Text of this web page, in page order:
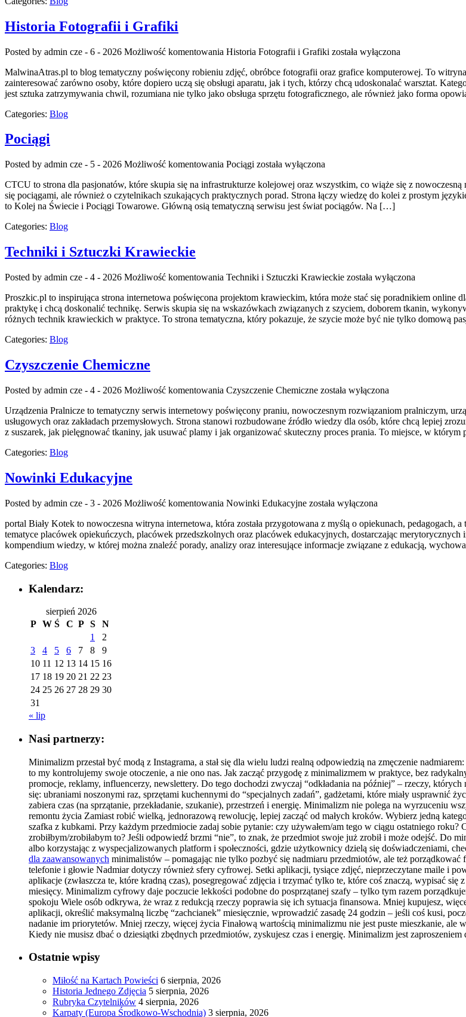
Historia Fotografii i Grafiki
Posted by admin cze - 6 - 2026 Możliwość komentowania Historia Fotografii i Grafiki została wyłączona
MalwinaAtras.pl to blog tematyczny poświęcony robieniu zdjęć, obróbce fotografii oraz grafice komputerowej. To
zainteresować zarówno osoby, które dopiero uczą się obsługi aparatu, jak i tych, którzy chcą udoskonalać warsztat.
jest sztuka zatrzymywania chwil, rozumiana nie tylko jako obsługa sprzętu fotograficznego, ale również jako forma
Categories: Blog
Pociągi
Posted by admin cze - 5 - 2026 Możliwość komentowania Pociągi została wyłączona
CTCU to strona dla pasjonatów, które skupia się na infrastrukturze kolejowej oraz wszystkim, co wiąże się z
się pociągami, ale również o czytelnikach szukających praktycznych porad. Strona łączy wiedzę do kolei z prostym
to Kolej na Świecie i Pociągi Towarowe. Główną osią tematyczną serwisu jest świat pociągów. Na […]
Categories: Blog
Techniki i Sztuczki Krawieckie
Posted by admin cze - 4 - 2026 Możliwość komentowania Techniki i Sztuczki Krawieckie została wyłączona
Proszkic.pl to inspirująca strona internetowa poświęcona projektom krawieckim, która może stać się poradnikiem
praktykę i chcą doskonalić technikę. Serwis skupia się na wskazówkach związanych z szyciem, doborem tkanin,
różnych technik krawieckich w praktyce. To strona tematyczna, który pokazuje, że szycie może być nie tylko domową
Categories: Blog
Czyszczenie Chemiczne
Posted by admin cze - 4 - 2026 Możliwość komentowania Czyszczenie Chemiczne została wyłączona
Urządzenia Pralnicze to tematyczny serwis internetowy poświęcony praniu, nowoczesnym rozwiązaniom pralniczym,
usługowych oraz zakładach przemysłowych. Strona stanowi rozbudowane źródło wiedzy dla osób, które chcą lepiej
z suszarek, jak pielęgnować tkaniny, jak usuwać plamy i jak organizować skuteczny proces prania. To miejsce, w
Categories: Blog
Nowinki Edukacyjne
Posted by admin cze - 3 - 2026 Możliwość komentowania Nowinki Edukacyjne została wyłączona
portal Biały Kotek to nowoczesna witryna internetowa, która została przygotowana z myślą o opiekunach, pedagogach,
tematyce placówek opiekuńczych, placówek przedszkolnych oraz placówek edukacyjnych, dostarczając
kompendium wiedzy, w której można znaleźć porady, analizy oraz interesujące informacje związane z edukacją,
Categories: Blog
Kalendarz:
sierpień 2026
P W Ś C P S
N
1
2
3
4 5 6 7 8
9
10 11 12 13 14 15 16
17 18 19 20 21 22 23
24 25 26 27 28 29 30
31
« lip
Nasi partnerzy:
Minimalizm przestał być modą z Instagrama, a stał się dla wielu ludzi realną odpowiedzią na zmęczenie
to my kontrolujemy swoje otoczenie, a nie ono nas. Jak zacząć przygodę z minimalizmem w praktyce, bez
promocje, reklamy, influencerzy, newslettery. Do tego dochodzi zwyczaj “odkładania na później” – rzeczy,
się: ubraniami noszonymi raz, sprzętami kuchennymi do “specjalnych zadań”, gadżetami, które miały usprawnić
zabiera czas (na sprzątanie, przekładanie, szukanie), przestrzeń i energię. Minimalizm nie polega na wyrzuceniu
remontu życia Zamiast robić wielką, jednorazową rewolucję, lepiej zacząć od małych kroków. Wybierz jedną
szafka z kubkami. Przy każdym przedmiocie zadaj sobie pytanie: czy używałem/am tego w ciągu ostatniego
zrobiłbym/zrobiłabym to? Jeśli odpowiedź brzmi “nie”, to znak, że przedmiot swoje już zrobił i może odejść. Do
albo korzystając z wyspecjalizowanych platform i społeczności, gdzie użytkownicy dzielą się doświadczeniami,
dla zaawansowanych minimalistów – pomagając nie tylko pozbyć się nadmiaru przedmiotów, ale też
telefonie i głowie Nadmiar dotyczy również sfery cyfrowej. Setki aplikacji, tysiące zdjęć, nieprzeczytane maile i
aplikacje (zwłaszcza te, które kradną czas), posegregować zdjęcia i trzymać tylko te, które coś znaczą, wypisać
miesięcy. Minimalizm cyfrowy daje poczucie lekkości podobne do posprzątanej szafy – tylko tym razem
spokoju Wiele osób odkrywa, że wraz z redukcją rzeczy poprawia się ich sytuacja finansowa. Mniej kupujesz,
aplikacji, określić maksymalną liczbę “zachcianek” miesięcznie, wprowadzić zasadę 24 godzin – jeśli coś kusi,
nadanie im priorytetów. Mniej rzeczy, więcej życia Finałową wartością minimalizmu nie jest puste mieszkanie, ale
Kiedy nie musisz dbać o dziesiątki zbędnych przedmiotów, zyskujesz czas i energię. Minimalizm jest zaproszeniem
Ostatnie wpisy
Miłość na Kartach Powieści 6 sierpnia, 2026
Historia Jednego Zdjęcia 5 sierpnia, 2026
Rubryka Czytelników 4 sierpnia, 2026
Karpaty (Europa Środkowo-Wschodnia) 3 sierpnia, 2026